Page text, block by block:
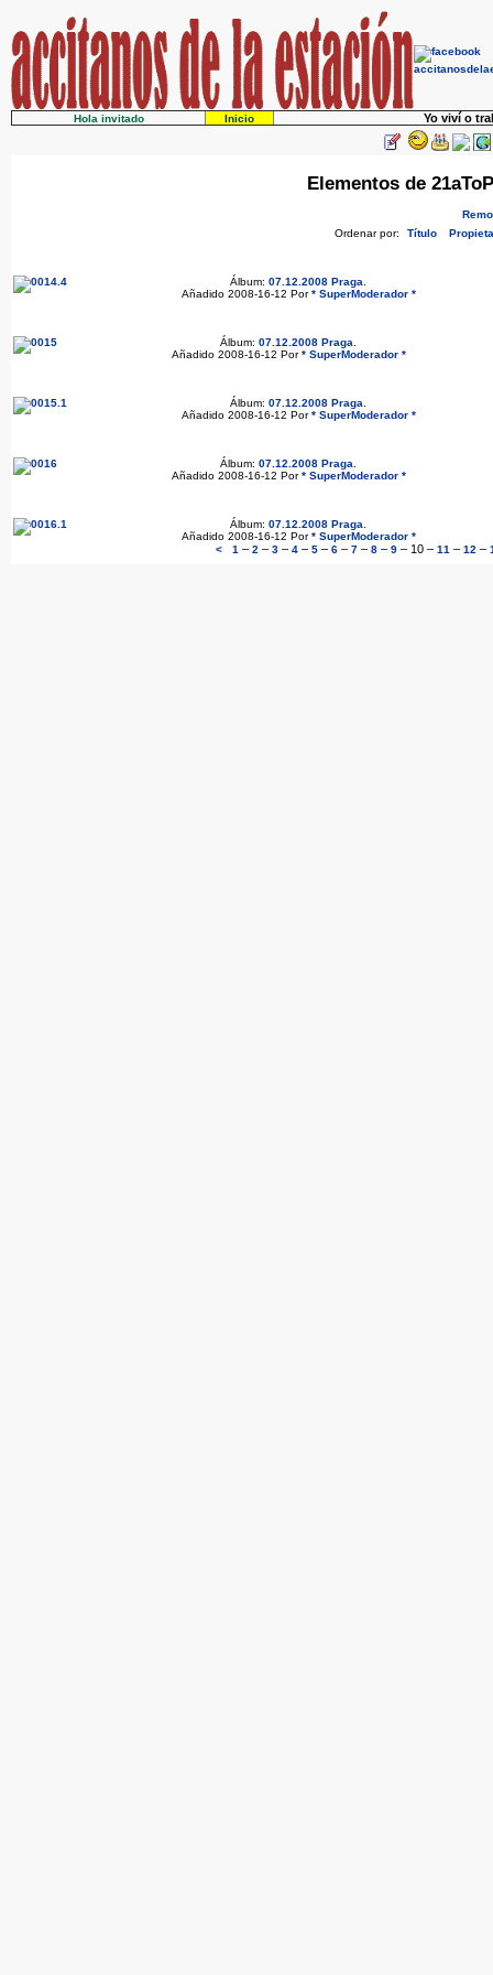
Hola invitado Inicio Yo viví o
Elementos de
Ordenar por:
Título
Álbum: 07.12.2008 Praga
Añadido 2008-16-12 Por* SuperModerador *
Álbum: 07.12.2008 Praga
Añadido 2008-16-12 Por* SuperModerador *
Álbum: 07.12.2008 Praga
Añadido 2008-16-12 Por* SuperModerador *
Álbum: 07.12.2008 Praga
Añadido 2008-16-12 Por* SuperModerador *
Álbum: 07.12.2008 Praga
Añadido 2008-16-12 Por* SuperModerador *
<
1 – 2 – 3 – 4 – 5 – 6 – 7 – 8 – 9 – 10 – 11 – 12 –